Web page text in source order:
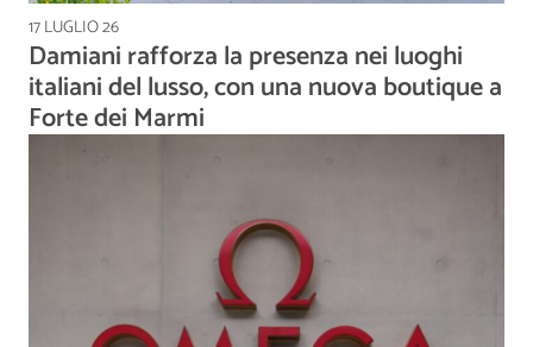
17 LUGLIO 26
Damiani rafforza la presenza nei luoghi
italiani del lusso, con una nuova boutique a
Forte dei Marmi